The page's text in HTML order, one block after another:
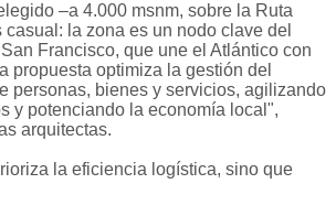
–a 4.000 msnm, sobre la Ruta
la zona es un nodo clave del
Francisco, que une el Atlántico con
propuesta optimiza la gestión del
personas, bienes y servicios, agilizando
y potenciando la economía local",
arquitectas.
la eficiencia logística, sino que